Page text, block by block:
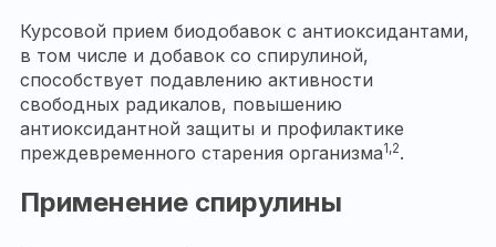
Курсовой прием биодобавок с антиоксидантами,
в том числе и добавок со спирулиной,
способствует подавлению активности
свободных радикалов, повышению
антиоксидантной защиты и профилактике
преждевременного старения организма1,2.
Применение спирулины